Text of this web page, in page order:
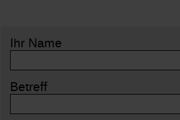
Ihr Name
Betreff